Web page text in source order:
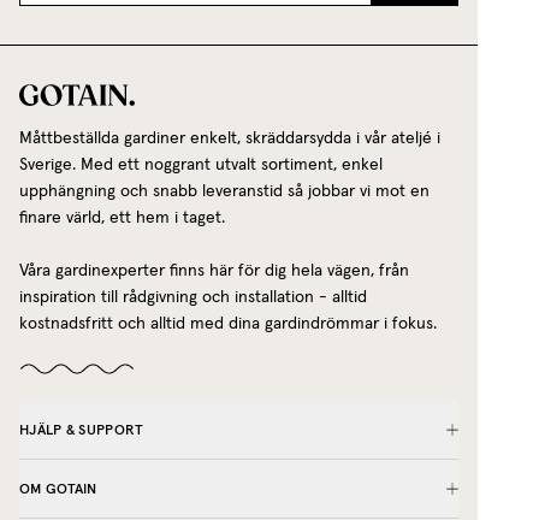
Måttbeställda gardiner enkelt, skräddarsydda i vår ateljé i
Sverige. Med ett noggrant utvalt sortiment, enkel
upphängning och snabb leveranstid så jobbar vi mot en
finare värld, ett hem i taget.
Våra gardinexperter finns här för dig hela vägen, från
inspiration till rådgivning och installation - alltid
kostnadsfritt och alltid med dina gardindrömmar i fokus.
HJÄLP & SUPPORT
OM GOTAIN